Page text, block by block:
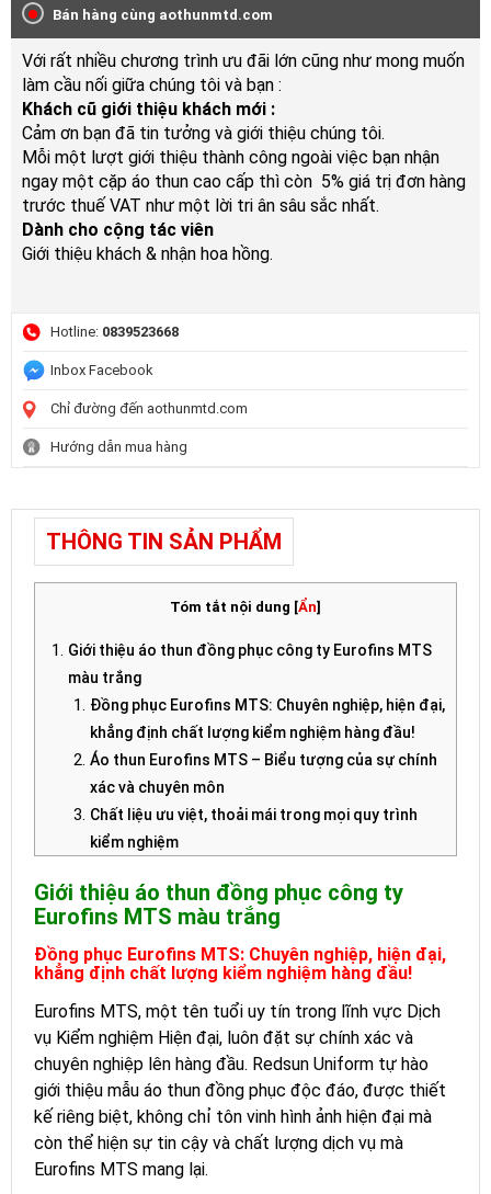
Bán hàng cùng aothunmtd.com
Với rất nhiều chương trình ưu đãi lớn cũng như mong muốn
làm cầu nối giữa chúng tôi và bạn :
Khách cũ giới thiệu khách mới :
Cảm ơn bạn đã tin tưởng và giới thiệu chúng tôi.
Mỗi một lượt giới thiệu thành công ngoài việc bạn nhận
ngay một cặp áo thun cao cấp thì còn 5% giá trị đơn hàng
trước thuế VAT như một lời tri ân sâu sắc nhất.
Dành cho cộng tác viên
Giới thiệu khách & nhận hoa hồng.
Hotline: 0839523668
Inbox Facebook
Chỉ đường đến aothunmtd.com
Hướng dẫn mua hàng
THÔNG TIN SẢN PHẨM
Tóm tắt nội dung [Ẩn]
Giới thiệu áo thun đồng phục công ty Eurofins MTS
màu trắng
Đồng phục Eurofins MTS: Chuyên nghiệp, hiện đại,
khẳng định chất lượng kiểm nghiệm hàng đầu!
Áo thun Eurofins MTS – Biểu tượng của sự chính
xác và chuyên môn
Chất liệu ưu việt, thoải mái trong mọi quy trình
kiểm nghiệm
Màu trắng tinh khôi – Biểu tượng của sự chính xác
và minh bạch
Thời gian sản xuất tối ưu, đáp ứng mọi yêu cầu
Số lượng linh hoạt, đồng hành cùng sự phát triển
Mẫu áo thun đồng phục thiết kế tại Redsun Uniform
Danh mục mẫu áo thun thiết kế
Giới thiệu áo thun đồng phục công ty
Eurofins MTS màu trắng
Đồng phục Eurofins MTS: Chuyên nghiệp, hiện đại,
khẳng định chất lượng kiểm nghiệm hàng đầu!
Eurofins MTS, một tên tuổi uy tín trong lĩnh vực Dịch
vụ Kiểm nghiệm Hiện đại, luôn đặt sự chính xác và
chuyên nghiệp lên hàng đầu. Redsun Uniform tự hào
giới thiệu mẫu áo thun đồng phục độc đáo, được thiết
kế riêng biệt, không chỉ tôn vinh hình ảnh hiện đại mà
còn thể hiện sự tin cậy và chất lượng dịch vụ mà
Eurofins MTS mang lại.